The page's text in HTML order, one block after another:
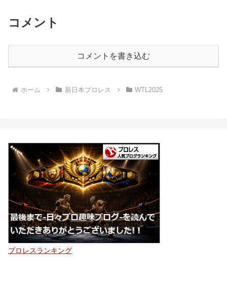
コメント
コメントを書き込む
ホーム 新日本プロレス WTL2025
プロレスランキング